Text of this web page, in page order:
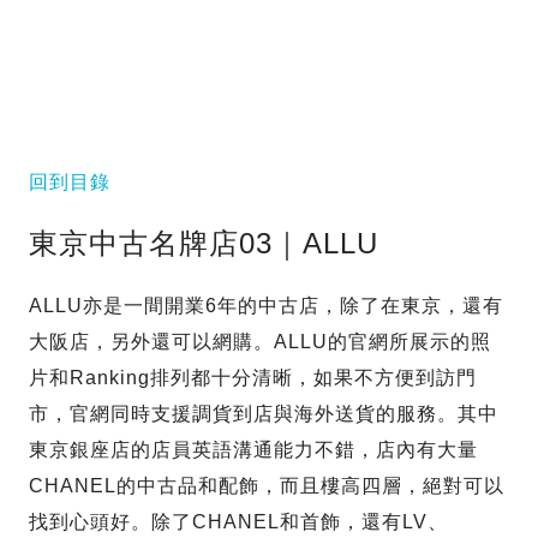
回到目錄
東京中古名牌店03｜ALLU
ALLU亦是一間開業6年的中古店，除了在東京，還有
大阪店，另外還可以網購。ALLU的官網所展示的照
片和Ranking排列都十分清晰，如果不方便到訪門
市，官網同時支援調貨到店與海外送貨的服務。其中
東京銀座店的店員英語溝通能力不錯，店內有大量
CHANEL的中古品和配飾，而且樓高四層，絕對可以
找到心頭好。除了CHANEL和首飾，還有LV、